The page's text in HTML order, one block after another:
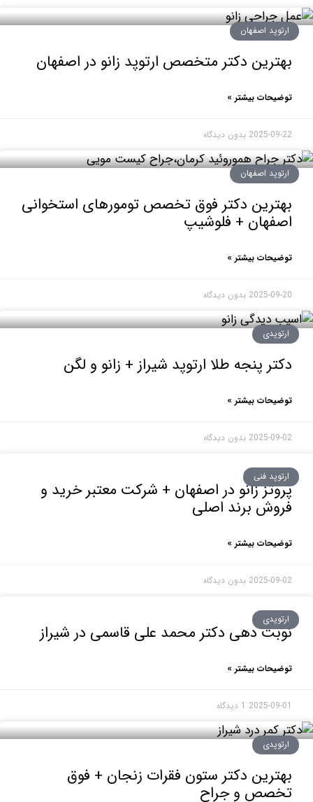
اصفهان
دکتر متخصص ارتوپد زانو در اصفهان
بیشتر »
2025- بدون دیدگاه
اصفهان
دکتر فوق تخصص تومورهای استخوانی
+ فلوشیپ
بیشتر »
2025- بدون دیدگاه
پنجه طلا ارتوپد شیراز + زانو و لگن
بیشتر »
2025- بدون دیدگاه
فنی
زانو در اصفهان + شرکت معتبر خرید و
برند اصلی
بیشتر »
2025- بدون دیدگاه
دهی دکتر محمد علی قاسمی در شیراز
بیشتر »
2025- 1 دیدگاه
دکتر ستون فقرات زنجان + فوق
و جراح